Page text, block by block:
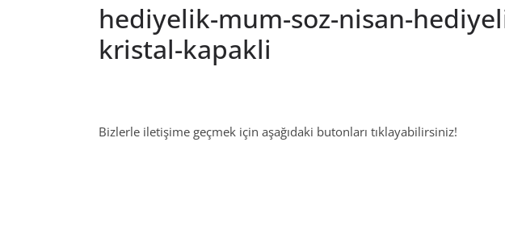
hediyelik-mum-soz-nisan-
kristal-kapakli
Bizlerle iletişime geçmek için aşağıdaki butonları tıklayabilirsiniz!